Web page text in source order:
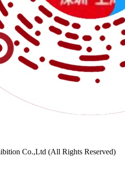
Co.,Ltd (All Rights Reserved)